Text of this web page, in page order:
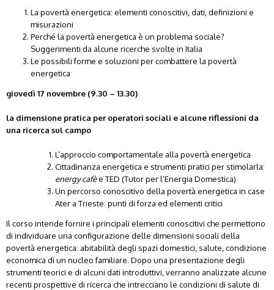
La povertà energetica: elementi conoscitivi, dati, definizioni e
misurazioni
Perché la povertà energetica è un problema sociale?
Suggerimenti da alcune ricerche svolte in Italia
Le possibili forme e soluzioni per combattere la povertà
energetica
giovedì 17 novembre (9.30 – 13.30)
la dimensione pratica per operatori sociali e alcune riflessioni da
una ricerca sul campo
L’approccio comportamentale alla povertà energetica
Cittadinanza energetica e strumenti pratici per stimolarla:
energy cafèe TED (Tutor per l’Energia Domestica)
Un percorso conoscitivo della povertà energetica in case
Ater a Trieste: punti di forza ed elementi critici
Il corso intende fornire i principali elementi conoscitivi che permettono
di individuare una configurazione delle dimensioni sociali della
povertà energetica: abitabilità degli spazi domestici, salute, condizione
economica di un nucleo familiare. Dopo una presentazione degli
strumenti teorici e di alcuni dati introduttivi, verranno analizzate alcune
recenti prospettive di ricerca che intrecciano le condizioni di salute di